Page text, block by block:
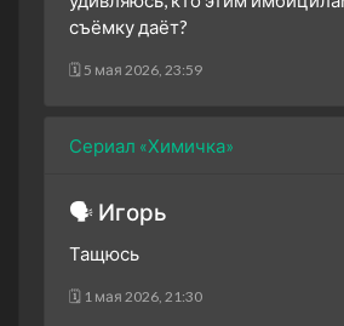
съёмку даёт?
🗓 5 мая 2026, 23:59
Сериал «Химичка»
🗣 Игорь
Тащюсь
🗓 1 мая 2026, 21:30